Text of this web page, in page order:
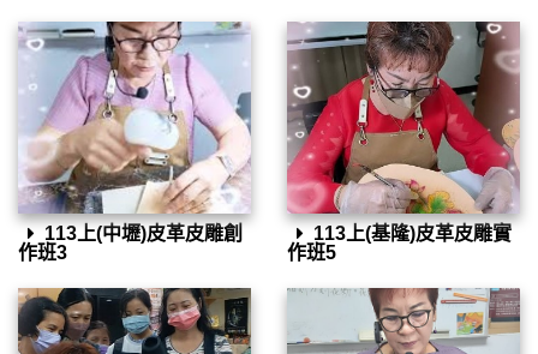
113上(中壢)皮革皮雕創
作班3
113上(基隆)皮革皮雕實
作班5